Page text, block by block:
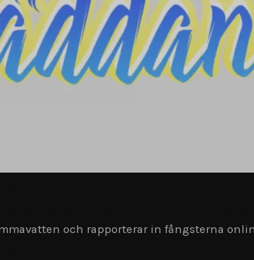
och rapporterar in fångsterna